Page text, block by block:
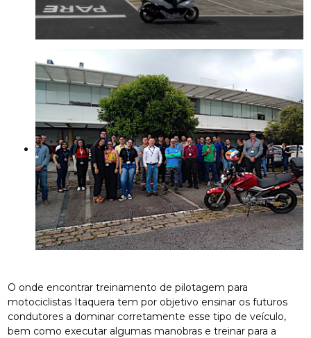
O onde encontrar treinamento de pilotagem para
motociclistas Itaquera tem por objetivo ensinar os futuros
condutores a dominar corretamente esse tipo de veículo,
bem como executar algumas manobras e treinar para a